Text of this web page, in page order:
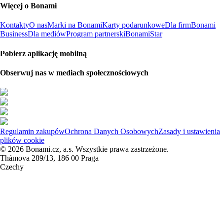
Więcej o Bonami
KontaktyO nasMarki na BonamiKarty podarunkoweDla firmBonami
BusinessDla mediówProgram partnerskiBonamiStar
Pobierz aplikację mobilną
Obserwuj nas w mediach społecznościowych
Regulamin zakupówOchrona Danych OsobowychZasady i ustawienia
plików cookie
© 2026 Bonami.cz, a.s. Wszystkie prawa zastrzeżone.
Thámova 289/13, 186 00 Praga
Czechy